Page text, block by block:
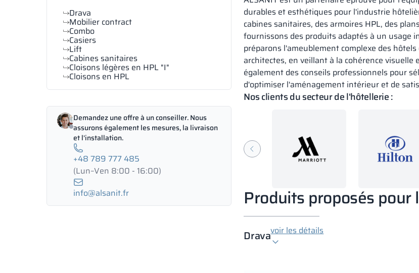
Drava
Mobilier contract
Combo
Casiers
Lift
Cabines sanitaires
Cloisons légères en HPL "I"
Cloisons en HPL
Demandez une offre à un conseiller. Nous
assurons également les mesures, la livraison
et l'installation.
+48 789 777 485
(Lun–Ven 8:00 - 16:00)
info@alsanit.fr
durables et esthétiques pour l'industrie
cabines sanitaires, des armoires HPL, des
fournissons des produits adaptés à un
préparons l'ameublement complexe des
architectes, en veillant à la cohérence
également des conseils professionnels pour
d'optimiser l'aménagement intérieur et de
Nos clients du secteur de l'hôtellerie :
Produits proposés pour
Dravavoir les détails